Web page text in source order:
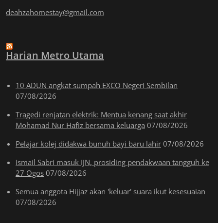
deahzahomestay@gmail.com
Harian Metro Utama
10 ADUN angkat sumpah EXCO Negeri Sembilan
07/08/2026
Tragedi renjatan elektrik: Mentua kenang saat akhir
Mohamad Nur Hafiz bersama keluarga 07/08/2026
Pelajar kolej didakwa bunuh bayi baru lahir 07/08/2026
Ismail Sabri masuk IJN, prosiding pendakwaan tangguh ke
27 Ogos 07/08/2026
Semua anggota Hijjaz akan 'keluar' suara ikut kesesuaian
07/08/2026